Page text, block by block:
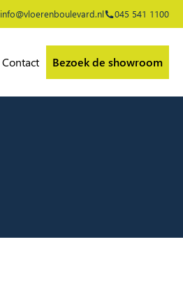
info@vloerenboulevard.nl 045 541 1100
Contact Bezoek de showroom